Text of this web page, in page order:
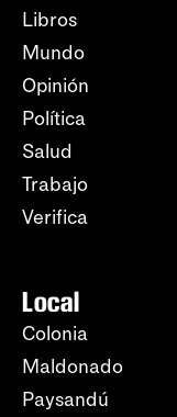
Libros
Mundo
Opinión
Política
Salud
Trabajo
Verifica
Local
Colonia
Maldonado
Paysandú